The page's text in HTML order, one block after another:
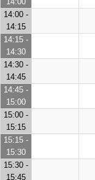
14:00 -
14:15
14:15 -
14:30
14:30 -
14:45
14:45 -
15:00
15:00 -
15:15
15:15 -
15:30
15:30 -
15:45